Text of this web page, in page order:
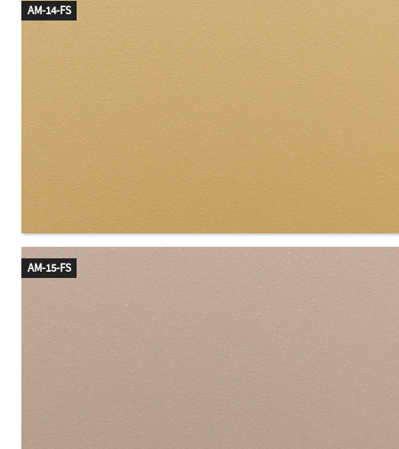
AM-14-FS
AM-15-FS